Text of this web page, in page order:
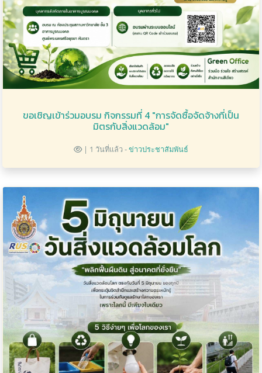
ขอเชิญเข้าร่วมอบรม กิจกรรมที่ 4 "การจัดซื้อจัดจ้างที่เป็น
มิตรกับสิ่งแวดล้อม"
| 1 วันที่แล้ว -ข่าวประชาสัมพันธ์